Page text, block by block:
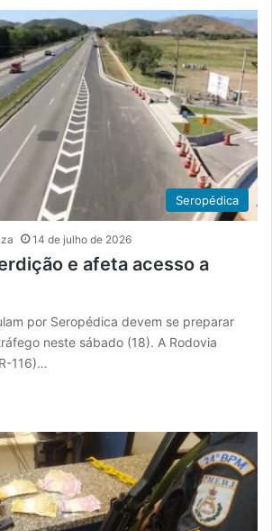
Seropédica
14 de julho de 2026
e afeta acesso a
por Seropédica devem se preparar
neste sábado (18). A Rodovia
116)…